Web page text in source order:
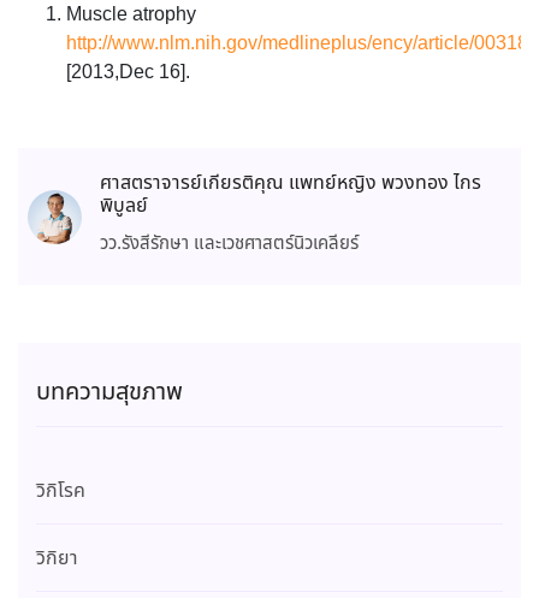
Muscle atrophy
http://www.nlm.nih.gov/medlineplus/ency/article/
[2013,Dec 16].
ศาสตราจารย์เกียรติคุณ แพทย์หญิง พวงทอง ไกร
พิบูลย์
วว.รังสีรักษา และเวชศาสตร์นิวเคลียร์
บทความสุขภาพ
วิกิโรค
วิกิยา